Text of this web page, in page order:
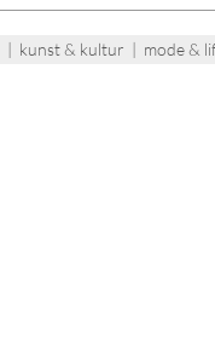
| kunst & kultur | mode &